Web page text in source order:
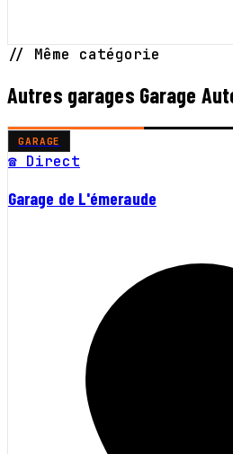
// Même catégorie
Autres garages Garage
GARAGE
☎ Direct
Garage de L'émeraude